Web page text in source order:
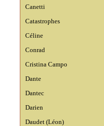
Canetti
Catastrophes
Céline
Conrad
Cristina Campo
Dante
Dantec
Darien
Daudet (Léon)